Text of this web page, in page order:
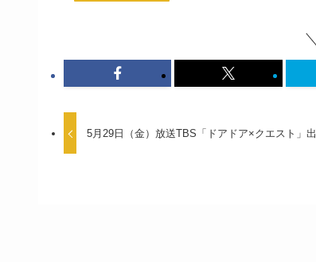
5月29日（金）放送TBS「ドアドア×クエスト」